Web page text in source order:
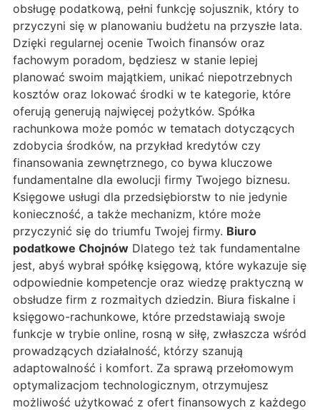
obsługę podatkową, pełni funkcję sojusznik, który to
przyczyni się w planowaniu budżetu na przyszłe lata.
Dzięki regularnej ocenie Twoich finansów oraz
fachowym poradom, będziesz w stanie lepiej
planować swoim majątkiem, unikać niepotrzebnych
kosztów oraz lokować środki w te kategorie, które
oferują generują najwięcej pożytków. Spółka
rachunkowa może pomóc w tematach dotyczących
zdobycia środków, na przykład kredytów czy
finansowania zewnętrznego, co bywa kluczowe
fundamentalne dla ewolucji firmy Twojego biznesu.
Księgowe usługi dla przedsiębiorstw to nie jedynie
konieczność, a także mechanizm, które może
przyczynić się do triumfu Twojej firmy. Biuro
podatkowe Chojnów Dlatego też tak fundamentalne
jest, abyś wybrał spółkę księgową, które wykazuje się
odpowiednie kompetencje oraz wiedzę praktyczną w
obsłudze firm z rozmaitych dziedzin. Biura fiskalne i
księgowo-rachunkowe, które przedstawiają swoje
funkcje w trybie online, rosną w siłę, zwłaszcza wśród
prowadzących działalność, którzy szanują
adaptowalność i komfort. Za sprawą przełomowym
optymalizacjom technologicznym, otrzymujesz
możliwość użytkować z ofert finansowych z każdego